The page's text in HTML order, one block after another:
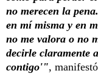
no merecen la
en mí misma y en
no me valora o no
decirle claramente
contigo'",